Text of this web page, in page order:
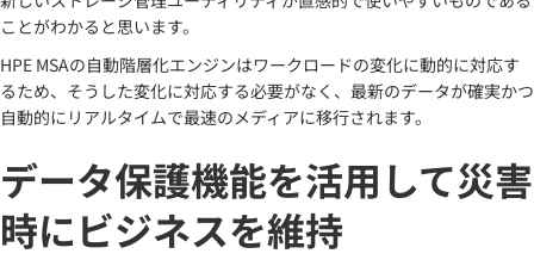
ことがわかると思います。
HPE MSAの自動階層化エンジンはワークロードの変化に動的に対応す
るため、そうした変化に対応する必要がなく、最新のデータが確実かつ
自動的にリアルタイムで最速のメディアに移行されます。
データ保護機能を活用して災害
時にビジネスを維持